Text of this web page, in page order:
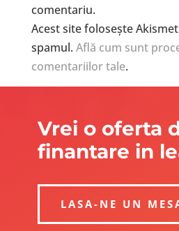
comentariu.
Acest site folosește
spamul. Află cum sunt
comentariilor tale.
Vrei o oferta
finantare in
LASA-NE UN